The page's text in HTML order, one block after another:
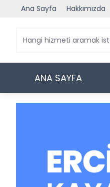
Ana Sayfa Hakkımızda
ANA SAYFA